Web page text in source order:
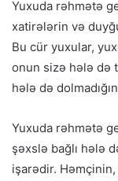
Yuxuda rəhmətə
xatirələrin və
Bu cür yuxular,
onun sizə hələ də
hələ də
Yuxuda rəhmətə
şəxslə bağlı hələ
işarədir.